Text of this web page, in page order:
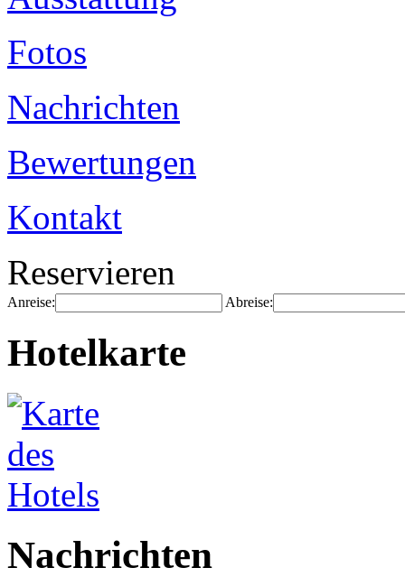
Fotos
Nachrichten
Bewertungen
Kontakt
Reservieren
Anreise: Abreise:
Hotelkarte
Nachrichten